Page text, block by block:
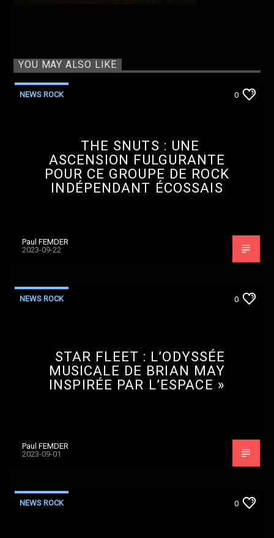
YOU MAY ALSO LIKE
NEWS ROCK 0
THE SNUTS : UNE
ASCENSION FULGURANTE
POUR CE GROUPE DE ROCK
INDÉPENDANT ÉCOSSAIS
Paul FEMDER
2023-09-22
NEWS ROCK 0
STAR FLEET : L’ODYSSÉE
MUSICALE DE BRIAN MAY
INSPIRÉE PAR L’ESPACE »
Paul FEMDER
2023-09-01
NEWS ROCK 0